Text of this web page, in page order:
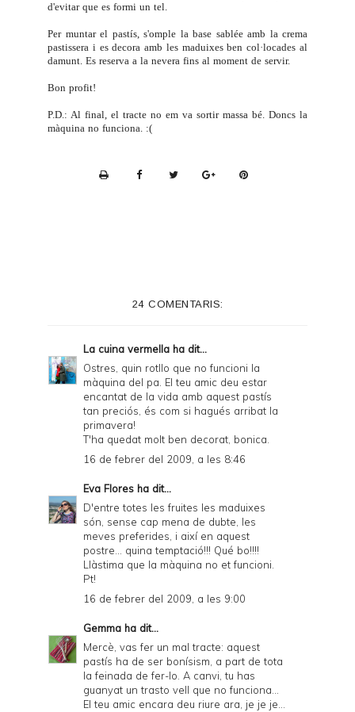
d'evitar que es formi un tel.
Per muntar el pastís, s'omple la base sablée amb la crema
pastissera i es decora amb les maduixes ben col·locades al
damunt. Es reserva a la nevera fins al moment de servir.
Bon profit!
P.D.: Al final, el tracte no em va sortir massa bé. Doncs la
màquina no funciona. :(
i
e
d
y
a
n
P
D
F
24 COMENTARIS:
La cuina vermella ha dit...
Ostres, quin rotllo que no funcioni la
màquina del pa. El teu amic deu estar
encantat de la vida amb aquest pastís
tan preciós, és com si hagués arribat la
primavera!
T'ha quedat molt ben decorat, bonica.
16 de febrer del 2009, a les 8:46
Eva Flores ha dit...
D'entre totes les fruites les maduixes
són, sense cap mena de dubte, les
meves preferides, i així en aquest
postre... quina temptació!!! Qué bo!!!!
Llàstima que la màquina no et funcioni.
Pt!
16 de febrer del 2009, a les 9:00
Gemma ha dit...
Mercè, vas fer un mal tracte: aquest
pastís ha de ser bonísism, a part de tota
la feinada de fer-lo. A canvi, tu has
guanyat un trasto vell que no funciona...
El teu amic encara deu riure ara, je je je...